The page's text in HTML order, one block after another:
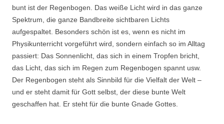
bunt ist der Regenbogen. Das weiße Licht wird in das ganze
Spektrum, die ganze Bandbreite sichtbaren Lichts
aufgespaltet. Besonders schön ist es, wenn es nicht im
Physikunterricht vorgeführt wird, sondern einfach so im Alltag
passiert: Das Sonnenlicht, das sich in einem Tropfen bricht,
das Licht, das sich im Regen zum Regenbogen spannt usw.
Der Regenbogen steht als Sinnbild für die Vielfalt der Welt –
und er steht damit für Gott selbst, der diese bunte Welt
geschaffen hat. Er steht für die bunte Gnade Gottes.